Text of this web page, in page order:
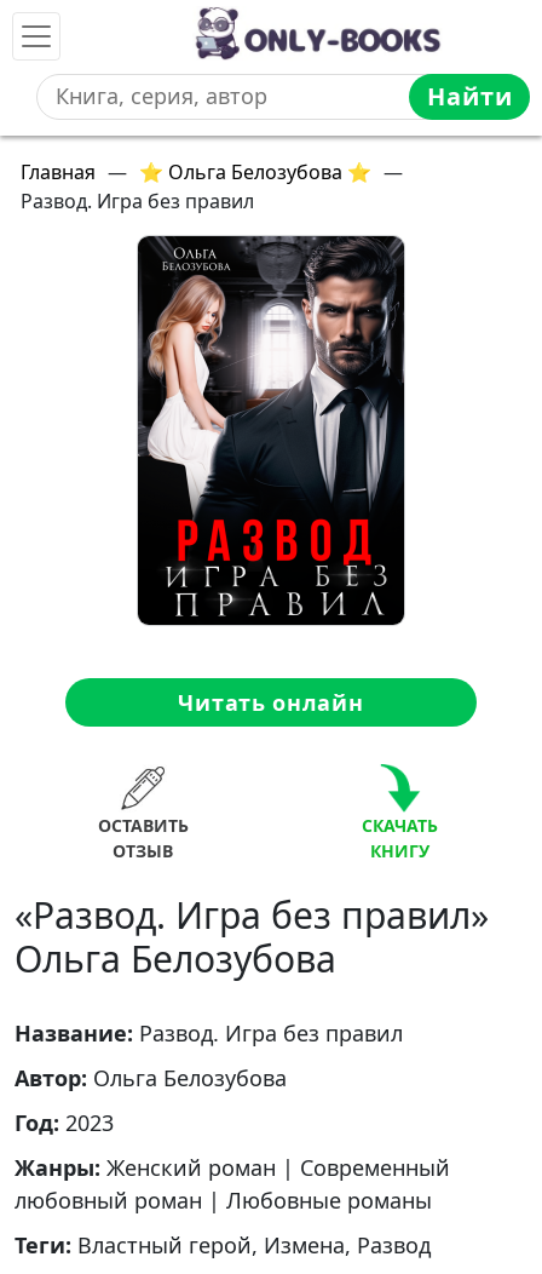
Найти
Главная — ⭐ Ольга Белозубова ⭐ —
Развод. Игра без правил
Читать онлайн
ОСТАВИТЬ
ОТЗЫВ
СКАЧАТЬ
КНИГУ
«Развод. Игра без правил»
Ольга Белозубова
Название: Развод. Игра без правил
Автор: Ольга Белозубова
Год: 2023
Жанры: Женский роман | Современный
любовный роман | Любовные романы
Теги: Властный герой, Измена, Развод